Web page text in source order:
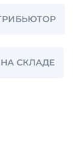
НА СКЛАДЕ